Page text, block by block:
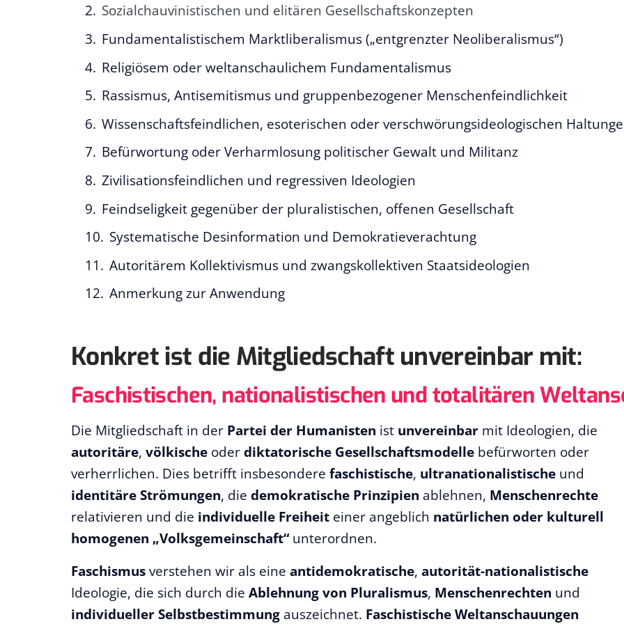
Sozialchauvinistischen und elitären Gesellschaftskonzepten
Fundamentalistischem Marktliberalismus („entgrenzter Neoliberalismus“)
Religiösem oder weltanschaulichem Fundamentalismus
Rassismus, Antisemitismus und gruppenbezogener Menschenfeindlichkeit
Wissenschaftsfeindlichen, esoterischen oder verschwörungsideologischen
Befürwortung oder Verharmlosung politischer Gewalt und Militanz
Zivilisationsfeindlichen und regressiven Ideologien
Feindseligkeit gegenüber der pluralistischen, offenen Gesellschaft
Systematische Desinformation und Demokratieverachtung
Autoritärem Kollektivismus und zwangskollektiven Staatsideologien
Anmerkung zur Anwendung
Konkret ist die Mitgliedschaft unvereinbar mit:
Faschistischen, nationalistischen und totalitären
Die Mitgliedschaft in der Partei der Humanisten ist unvereinbar mit Ideologien, die
autoritäre, völkische oderdiktatorische Gesellschaftsmodelle befürworten oder
verherrlichen. Dies betrifft insbesondere faschistische, ultranationalistische und
identitäre Strömungen, die demokratische Prinzipien ablehnen, Menschenrechte
relativieren und die individuelle Freiheit einer angeblich natürlichen oder kulturell
homogenen „Volksgemeinschaft“unterordnen.
Faschismusverstehen wir als eine antidemokratische, autorität-nationalistische
Ideologie, die sich durch die Ablehnung von Pluralismus, Menschenrechten und
individueller Selbstbestimmung auszeichnet. Faschistische Weltanschauungen